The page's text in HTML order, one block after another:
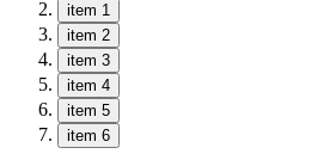
item 1
item 2
item 3
item 4
item 5
item 6